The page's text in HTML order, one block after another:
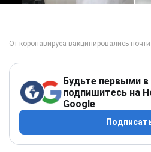
Будьте первыми в
подпишитесь на
Google